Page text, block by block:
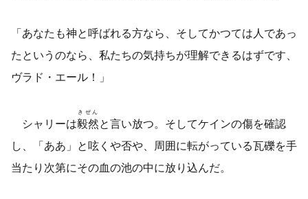
「あなたも神と呼ばれる方なら、そしてかつては人であっ
たというのなら、私たちの気持ちが理解できるはずです、
ヴラド・エール！」
シャリーは毅然
きぜん
と言い放つ。そしてケインの傷を確認
し、「ああ」と呟くや否や、周囲に転がっている瓦礫を手
当たり次第にその血の池の中に放り込んだ。